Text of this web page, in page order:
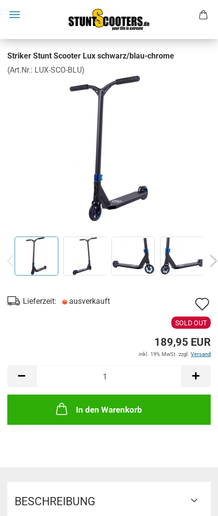
Striker Stunt Scooter Lux schwarz/blau-chrome
(Art.Nr.: LUX-SCO-BLU)
Lieferzeit: ausverkauft
SOLD OUT
189,95 EUR
inkl. 19% MwSt. zzgl. Versand
In den Warenkorb
BESCHREIBUNG